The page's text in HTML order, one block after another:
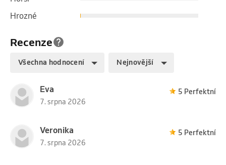
Recenze
Všechna hodnocení Nejnovější
Eva
7. srpna 2026
5 Perfektní
Veronika
7. srpna 2026
5 Perfektní
Hrozné